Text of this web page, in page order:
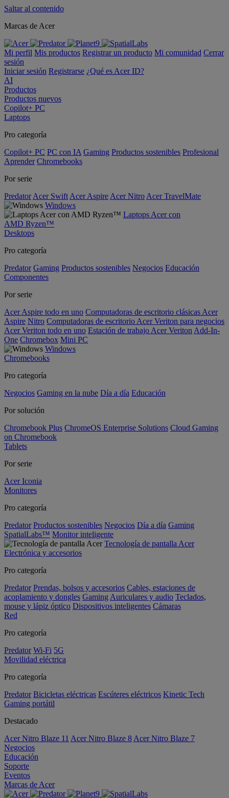
Saltar al contenido
Marcas de Acer
Mi perfil Mis productos Registrar un producto Mi comunidad Cerrar
sesión
Iniciar sesión Registrarse ¿Qué es Acer ID?
AI
Productos
Productos nuevos
Copilot+ PC
Laptops
Pro categoría
Copilot+ PC PC con IA Gaming Productos sostenibles Profesional
Aprender Chromebooks
Por serie
Predator Acer Swift Acer Aspire Acer Nitro Acer TravelMate
Windows
Laptops Acer con
AMD Ryzen™
Desktops
Pro categoría
Predator Gaming Productos sostenibles Negocios Educación
Componentes
Por serie
Acer Aspire todo en uno Computadoras de escritorio clásicas Acer
Aspire Nitro Computadoras de escritorio Acer Veriton para negocios
Acer Veriton todo en uno Estación de trabajo Acer Veriton Add-In-
One Chromebox Mini PC
Windows
Chromebooks
Pro categoría
Negocios Gaming en la nube Día a día Educación
Por solución
Chromebook Plus ChromeOS Enterprise Solutions Cloud Gaming
on Chromebook
Tablets
Por serie
Acer Iconia
Monitores
Pro categoría
Predator Productos sostenibles Negocios Día a día Gaming
SpatialLabs™ Monitor inteligente
Tecnología de pantalla Acer
Electrónica y accesorios
Pro categoría
Predator Prendas, bolsos y accesorios Cables, estaciones de
acoplamiento y dongles Gaming Auriculares y audio Teclados,
mouse y lápiz óptico Dispositivos inteligentes Cámaras
Red
Pro categoría
Predator Wi-Fi 5G
Movilidad eléctrica
Pro categoría
Predator Bicicletas eléctricas Escúteres eléctricos Kinetic Tech
Gaming portátil
Destacado
Acer Nitro Blaze 11 Acer Nitro Blaze 8 Acer Nitro Blaze 7
Negocios
Educación
Soporte
Eventos
Marcas de Acer